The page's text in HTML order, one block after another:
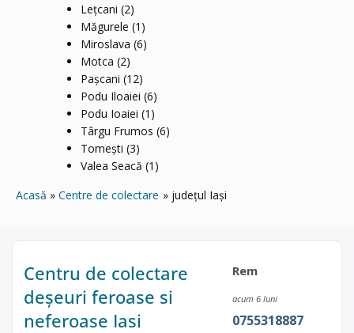
Lețcani (2)
Măgurele (1)
Miroslava (6)
Motca (2)
Pașcani (12)
Podu Iloaiei (6)
Podu Ioaiei (1)
Târgu Frumos (6)
Tomești (3)
Valea Seacă (1)
Acasă
Centre de colectare județul Iași
Centru de colectare
deșeuri feroase si
neferoase Iasi
Rem
acum 6 luni
0755318887